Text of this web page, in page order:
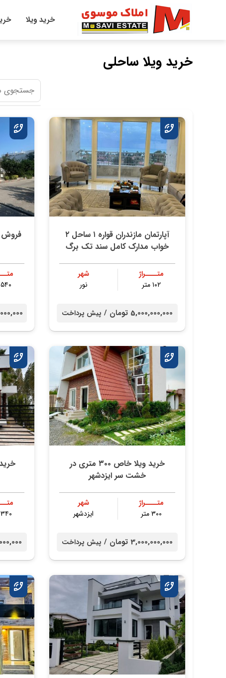
خرید ویلا
خرید ویلا ساحلی
آپارتمان مازندران قواره ۱ ساحل ۲
خواب مدارک کامل سند تک برگ
متــــراژ
۱۰۲ متر
شهر
نور
5,000,000,000 تومان / پیش پرداخت
فروش
۵۴۰ متر
خرید ویلا خاص ۳۰۰ متری در
خشت سر ایزدشهر
متــــراژ
۳۰۰ متر
شهر
ایزدشهر
3,000,000,000 تومان / پیش پرداخت
۳۴۰ متر